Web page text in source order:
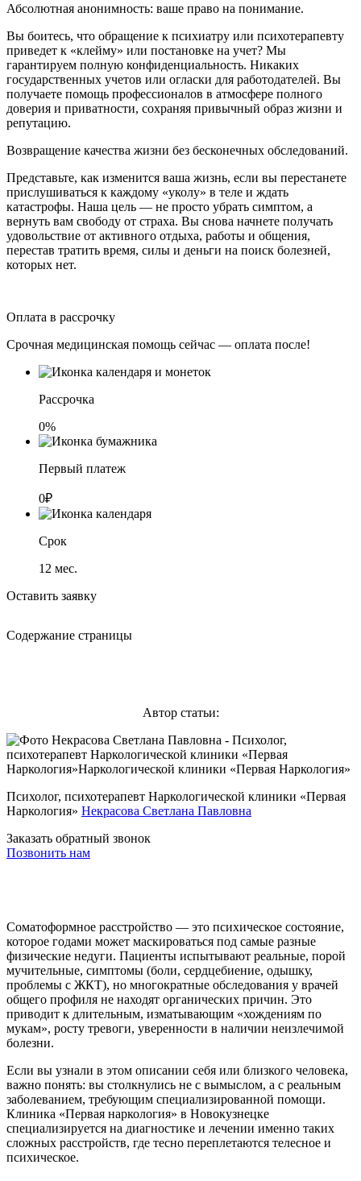
Абсолютная анонимность: ваше право на понимание.
Вы боитесь, что обращение к психиатру или психотерапевту
приведет к «клейму» или постановке на учет? Мы
гарантируем полную конфиденциальность. Никаких
государственных учетов или огласки для работодателей. Вы
получаете помощь профессионалов в атмосфере полного
доверия и приватности, сохраняя привычный образ жизни и
репутацию.
Возвращение качества жизни без бесконечных обследований.
Представьте, как изменится ваша жизнь, если вы перестанете
прислушиваться к каждому «уколу» в теле и ждать
катастрофы. Наша цель — не просто убрать симптом, а
вернуть вам свободу от страха. Вы снова начнете получать
удовольствие от активного отдыха, работы и общения,
перестав тратить время, силы и деньги на поиск болезней,
которых нет.
Оплата в рассрочку
Срочная медицинская помощь сейчас — оплата после!
Рассрочка
0%
Первый платеж
0₽
Срок
12 мес.
Оставить заявку
Содержание страницы
Автор статьи:
Психолог, психотерапевт Наркологической клиники «Первая
Наркология» Некрасова Светлана Павловна
Заказать обратный звонок
Позвонить нам
Соматоформное расстройство — это психическое состояние,
которое годами может маскироваться под самые разные
физические недуги. Пациенты испытывают реальные, порой
мучительные, симптомы (боли, сердцебиение, одышку,
проблемы с ЖКТ), но многократные обследования у врачей
общего профиля не находят органических причин. Это
приводит к длительным, изматывающим «хождениям по
мукам», росту тревоги, уверенности в наличии неизлечимой
болезни.
Если вы узнали в этом описании себя или близкого человека,
важно понять: вы столкнулись не с вымыслом, а с реальным
заболеванием, требующим специализированной помощи.
Клиника «Первая наркология» в Новокузнецке
специализируется на диагностике и лечении именно таких
сложных расстройств, где тесно переплетаются телесное и
психическое.